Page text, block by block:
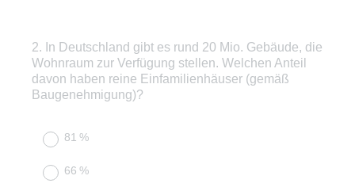
Question
Title
2. In Deutschland gibt es rund 20 Mio. Gebäude, die
Wohnraum zur Verfügung stellen. Welchen Anteil
davon haben reine Einfamilienhäuser (gemäß
Baugenehmigung)?
81 %
66 %